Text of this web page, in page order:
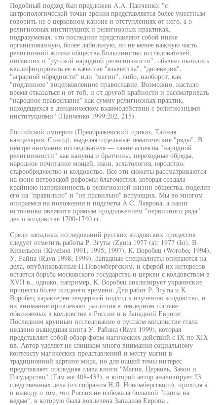
Подобный подход был предложен A.A. Панченко: "с
антропологической точки зрения представляется более уместным
говорить не о церковном каноне и отступлениях от него, а о
религиозных институциях и религиозных практиках,
подразумевая, что последние представляют собой иначе
организованную, более лабильную, но не менее важную часть
религиозной жизни общества.Большинство исследователей,
писавших о "русской народной религиозности", обычно пытались
квалифицировать ее в качестве "язычества", "двоеверия",
"аграрной обрядности" или "магии", либо, наоборот, как
"подлинное" воцерковленное православие. Возможно, настало
время отказаться и от той, и от другой крайности и рассматривать
"народное православие" как сумму религиозных практик,
находящихся в динамическом взаимодействии с религиозными
институциями" (Панченко 1999:202, 215).
Российской империи (Преображенский приказ, Тайная
канцелярия, Синод), выделяя отдельные тематические "ряды". В
центре внимания исследователя — такие аспекты "народной
религиозности" как кануны и братчины, переходные обряды,
народное почитание мощей, икон, эсхатология, юродство,
старообрядчество и колдовство. Все эти сюжеты рассматриваются
на фоне петровской реформы благочестия, которая создала
крайнюю напряженность в религиозной жизни общества, поделив
его на "правильно" и "не правильно" верующих. Мы во многом
опираемся на положения и подсчеты A.C. Лаврова, а наши
источники являются прямым продолжением "первичного ряда"
дел о колдовстве 1700-1740 гг.
Среди западных исследований русских колдовских процессов
следует отметить работы Р. Згуты (Zguta 1977 (а); 1977 (Ь)), В.
Кивельсон (Kivelson 1991; 1995; 1997), К. Воробец (Worobec 1994),
У. Райна (Rayn 1998; 1999). Западные специалисты опираются на
дела, опубликованные Н.Новомбергским, и сферой их интересов
остается борьба московского государства и церкви с колдовством в
XVII в., однако, например, К. Воробец анализирует украинские
процессы более позднего времени. Для работ Р. Згуты и К.
Воробец характерен тендерный подход к изучению колдовства, и
их внимание привлекают различия в тендерном составе
обвиняемых в колдовстве в России и в Западной Европе.
Последним крупным исследование о русском колдовстве стала
недавно вышедшая книга У. Райана (Rayn 1999), которая
представляет собой обзор форм магических действий с IX по XIX
вв. Автор уделяет не слишком много внимания социальному
контексту магических представлений и месту магии в
традиционной картине мира, но для нашей темы интерес
представляет последняя глава книги "Магия, Церковь, Закон и
Государство" (Там же 408-433), в которой автор анализирует 23
следственных дела (из собрания Н.Я. Новомбергского), приходя к
п выводу о том, что Россия не избежала большой "охоты на
ведьм", в которую была вовлечена Западная Европа .